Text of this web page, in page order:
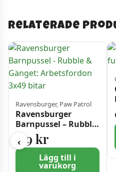
Relaterade
‹
Ravensburger, Paw Patrol
Ravensburger
Barnpussel – Rubble
& Gänget:
Arbetsfordon 3×49
bitar
119 kr
Lägg till i
varukorg